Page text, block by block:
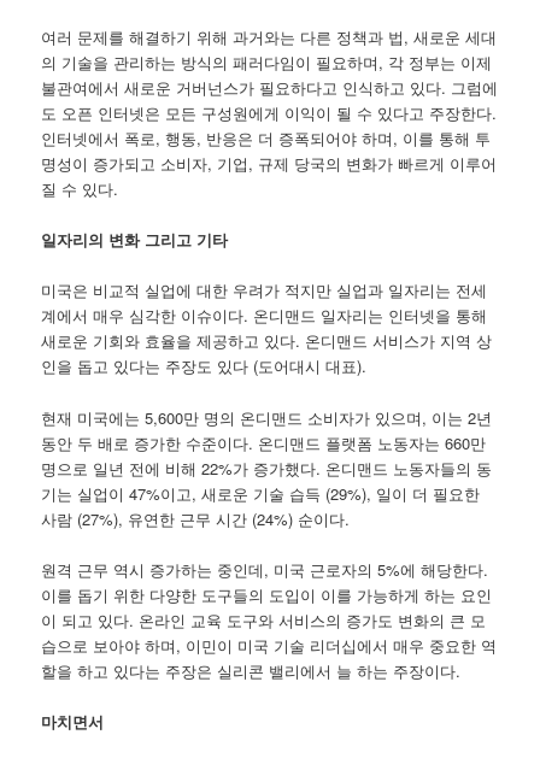
여러 문제를 해결하기 위해 과거와는 다른 정책과 법, 새로운 세대
의 기술을 관리하는 방식의 패러다임이 필요하며, 각 정부는 이제
불관여에서 새로운 거버넌스가 필요하다고 인식하고 있다. 그럼에
도 오픈 인터넷은 모든 구성원에게 이익이 될 수 있다고 주장한다.
인터넷에서 폭로, 행동, 반응은 더 증폭되어야 하며, 이를 통해 투
명성이 증가되고 소비자, 기업, 규제 당국의 변화가 빠르게 이루어
질 수 있다.
일자리의 변화 그리고 기타
미국은 비교적 실업에 대한 우려가 적지만 실업과 일자리는 전세
계에서 매우 심각한 이슈이다. 온디맨드 일자리는 인터넷을 통해
새로운 기회와 효율을 제공하고 있다. 온디맨드 서비스가 지역 상
인을 돕고 있다는 주장도 있다 (도어대시 대표).
현재 미국에는 5,600만 명의 온디맨드 소비자가 있으며, 이는 2년
동안 두 배로 증가한 수준이다. 온디맨드 플랫폼 노동자는 660만
명으로 일년 전에 비해 22%가 증가했다. 온디맨드 노동자들의 동
기는 실업이 47%이고, 새로운 기술 습득 (29%), 일이 더 필요한
사람 (27%), 유연한 근무 시간 (24%) 순이다.
원격 근무 역시 증가하는 중인데, 미국 근로자의 5%에 해당한다.
이를 돕기 위한 다양한 도구들의 도입이 이를 가능하게 하는 요인
이 되고 있다. 온라인 교육 도구와 서비스의 증가도 변화의 큰 모
습으로 보아야 하며, 이민이 미국 기술 리더십에서 매우 중요한 역
할을 하고 있다는 주장은 실리콘 밸리에서 늘 하는 주장이다.
마치면서